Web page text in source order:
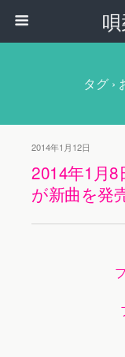
タグ ›
2014年1月12日
2014年1月8
が新曲を発